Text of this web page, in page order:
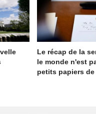
Le récap de la
le monde n'est
petits papiers